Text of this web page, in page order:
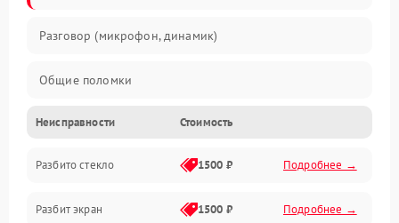
Разговор (микрофон, динамик)
Общие поломки
Проблемы связи
Камеры
Проблемы с дисплеем и сенсором
Неисправности Стоимость
Разбито стекло 1500 ₽ Подробнее →
Разбит экран 1500 ₽ Подробнее →